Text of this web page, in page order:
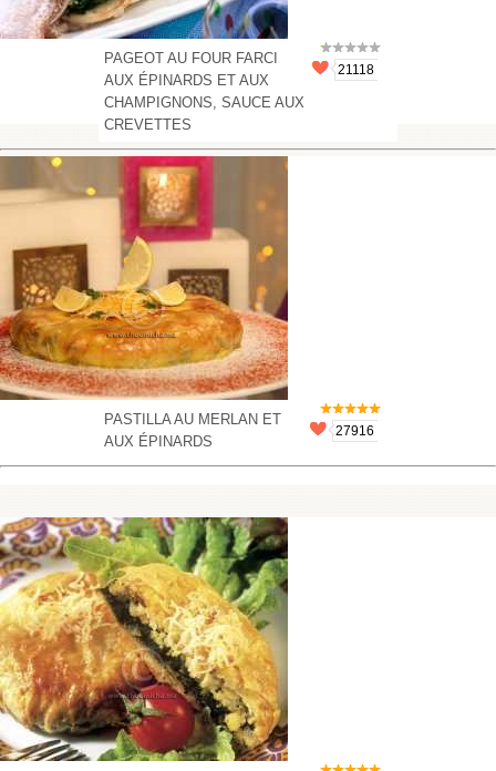
PAGEOT AU FOUR FARCI
AUX ÉPINARDS ET AUX
CHAMPIGNONS, SAUCE AUX
CREVETTES
21118
PASTILLA AU MERLAN ET
AUX ÉPINARDS
27916